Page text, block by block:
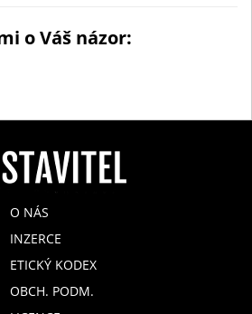
o Váš názor:
O NÁS
INZERCE
ETICKÝ KODEX
OBCH. PODM.